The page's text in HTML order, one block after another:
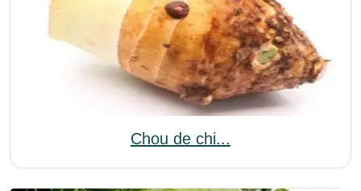
Chou de chi...